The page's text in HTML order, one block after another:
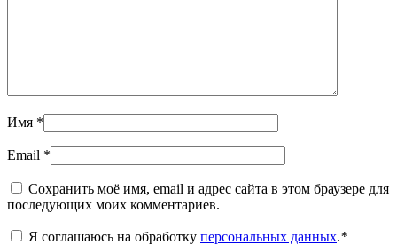
Имя *
Email *
Сохранить моё имя, email и адрес сайта в этом браузере для
последующих моих комментариев.
Я соглашаюсь на обработку персональных данных.*